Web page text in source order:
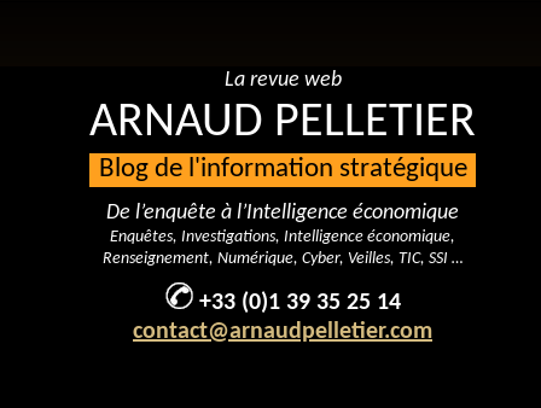
La revue web
ARNAUD PELLETIER
Blog de l'information stratégique
De l’enquête à l’Intelligence économique
Enquêtes, Investigations, Intelligence économique,
Renseignement, Numérique, Cyber, Veilles, TIC, SSI …
+33 (0)1 39 35 25 14
contact@arnaudpelletier.com